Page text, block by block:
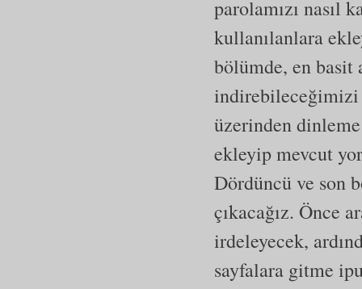
parolamızı nasıl
kullanılanlara
bölümde, en basit
indirebileceğimizi
üzerinden
ekleyip mevcut
Dördüncü ve son
çıkacağız. Önce
irdeleyecek,
sayfalara gitme